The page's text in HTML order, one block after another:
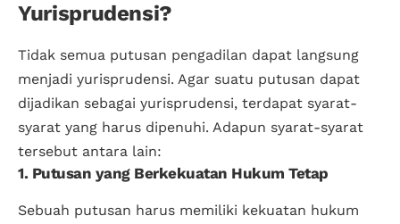
Yurisprudensi?
Tidak semua putusan pengadilan dapat langsung
menjadi yurisprudensi. Agar suatu putusan dapat
dijadikan sebagai yurisprudensi, terdapat syarat-
syarat yang harus dipenuhi. Adapun syarat-syarat
tersebut antara lain:
1. Putusan yang Berkekuatan Hukum Tetap
Sebuah putusan harus memiliki kekuatan hukum